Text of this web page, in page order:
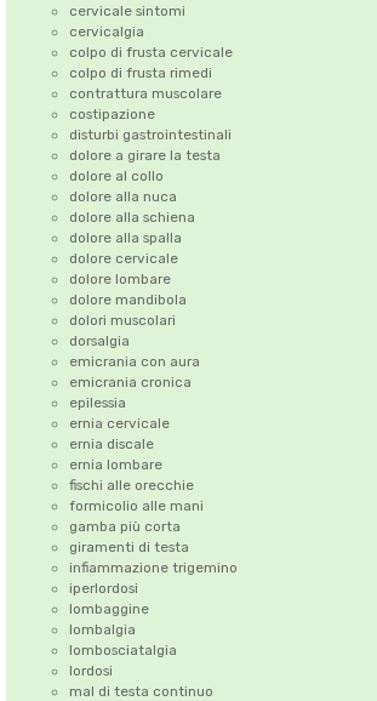
cervicale sintomi
cervicalgia
colpo di frusta cervicale
colpo di frusta rimedi
contrattura muscolare
costipazione
disturbi gastrointestinali
dolore a girare la testa
dolore al collo
dolore alla nuca
dolore alla schiena
dolore alla spalla
dolore cervicale
dolore lombare
dolore mandibola
dolori muscolari
dorsalgia
emicrania con aura
emicrania cronica
epilessia
ernia cervicale
ernia discale
ernia lombare
fischi alle orecchie
formicolio alle mani
gamba più corta
giramenti di testa
infiammazione trigemino
iperlordosi
lombaggine
lombalgia
lombosciatalgia
lordosi
mal di testa continuo